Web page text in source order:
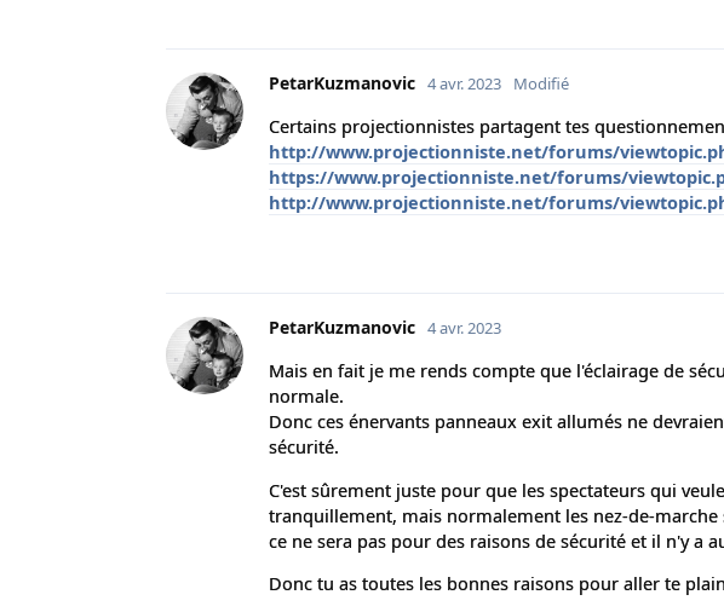
PetarKuzmanovic 4 avr. 2023 Modifié
Certains projectionnistes partagent tes
http://www.projectionniste.net/forums/
https://www.projectionniste.net/forums/
http://www.projectionniste.net/forums/
PetarKuzmanovic 4 avr. 2023
Mais en fait je me rends compte que l'éclairage de
normale.
Donc ces énervants panneaux exit allumés ne
sécurité.
C'est sûrement juste pour que les spectateurs qui
tranquillement, mais normalement les nez-de-
ce ne sera pas pour des raisons de sécurité et il n'y a
Donc tu as toutes les bonnes raisons pour aller te